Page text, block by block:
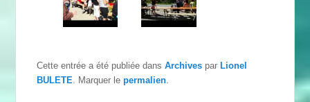
Cette entrée a été publiée dansArchives par Lionel
BULETE. Marquer lepermalien.